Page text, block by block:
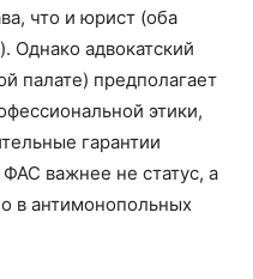
что и юрист (оба
Однако адвокатский
палате) предполагает
этики,
гарантии
важнее не статус, а
в антимонопольных